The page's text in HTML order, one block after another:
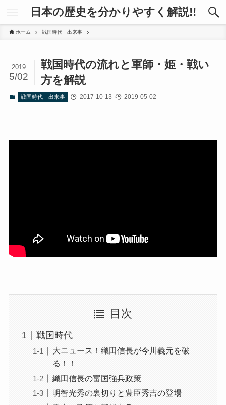
日本の歴史を分かりやすく解説!!
ホーム 戦国時代 出来事
戦国時代の流れと軍師・姫・戦い
方を解説
2019
5/02
戦国時代 出来事 2017-10-13 2019-05-02
目次
戦国時代
大ニュース！織田信長が今川義元を破
る！！
織田信長の富国強兵政策
明智光秀の裏切りと豊臣秀吉の登場